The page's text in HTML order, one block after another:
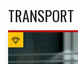
TRANSPORT